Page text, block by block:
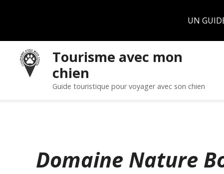
UN
Tourisme avec mon
chien
Guide touristique pour voyager avec son chien
Domaine Nature